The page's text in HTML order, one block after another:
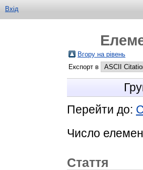
Вхід
Вгору на рівень
Експорт в
Перейти до:
Число
Стаття